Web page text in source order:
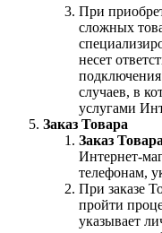
При
сложных
несет
случаев, в
услугами
Заказ Товара
Заказ
Интернет-
телефонам,
При заказе
пройти
указывает